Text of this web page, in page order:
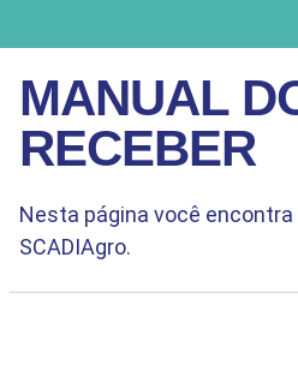
MANUAL
RECEBER
Nesta página você encontra
SCADIAgro.